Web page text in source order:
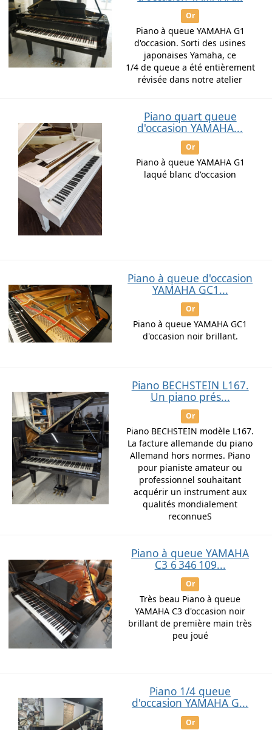
Or
Piano à queue YAMAHA G1
d'occasion. Sorti des usines
japonaises Yamaha, ce
1/4 de queue a été entièrement
révisée dans notre atelier
Piano quart queue
d'occasion YAMAHA...
Or
Piano à queue YAMAHA G1
laqué blanc d'occasion
Piano à queue d'occasion
YAMAHA GC1...
Or
Piano à queue YAMAHA GC1
d'occasion noir brillant.
Piano BECHSTEIN L167.
Un piano prés...
Or
Piano BECHSTEIN modèle L167.
La facture allemande du piano
Allemand hors normes. Piano
pour pianiste amateur ou
professionnel souhaitant
acquérir un instrument aux
qualités mondialement
reconnueS
Piano à queue YAMAHA
C3 6 346 109...
Or
Très beau Piano à queue
YAMAHA C3 d'occasion noir
brillant de première main très
peu joué
Piano 1/4 queue
d'occasion YAMAHA G...
Or